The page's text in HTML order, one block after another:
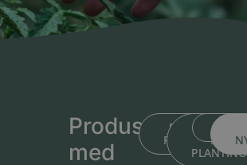
Produsert
med
BLI KJENT MED
BLI
MED